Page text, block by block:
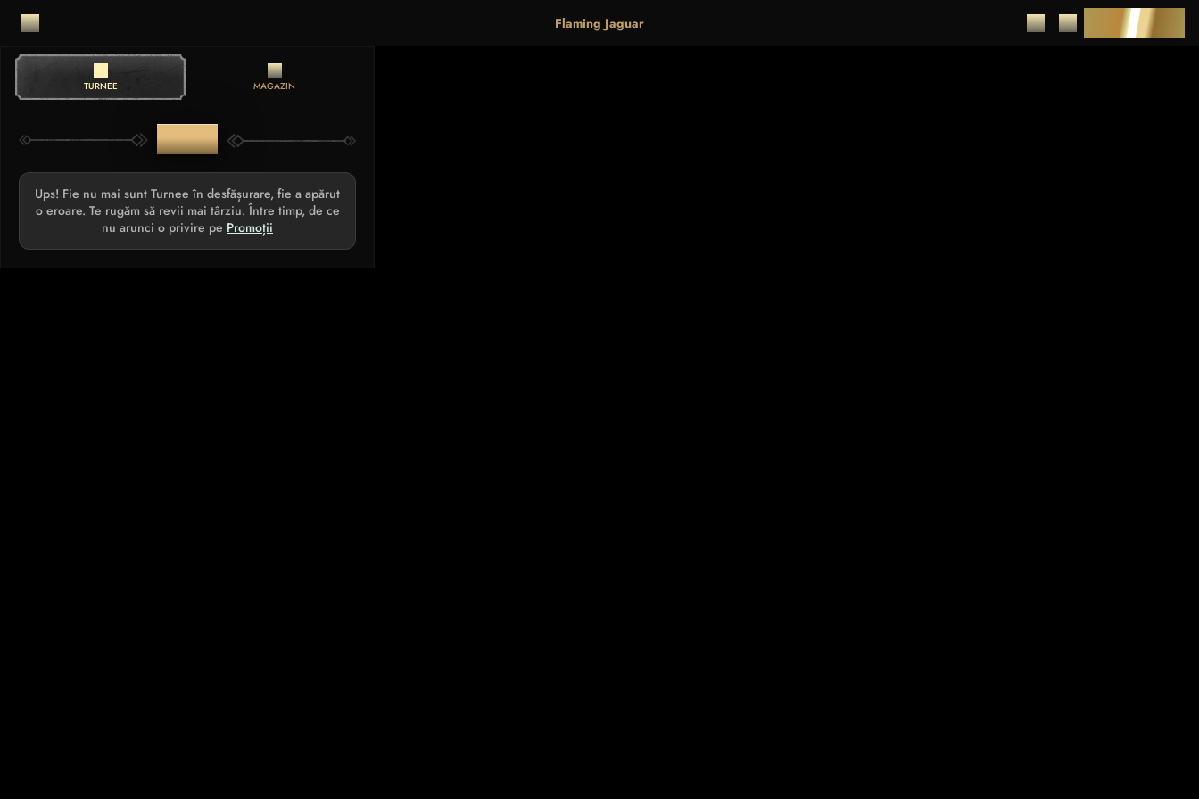
Flaming Jaguar DEPUNERE
TURNEE MAGAZIN
TURNEE
Ups! Fie nu mai sunt Turnee în desfășurare, fie a apărut
o eroare. Te rugăm să revii mai târziu. Între timp, de ce
nu arunci o privire pe Promoții